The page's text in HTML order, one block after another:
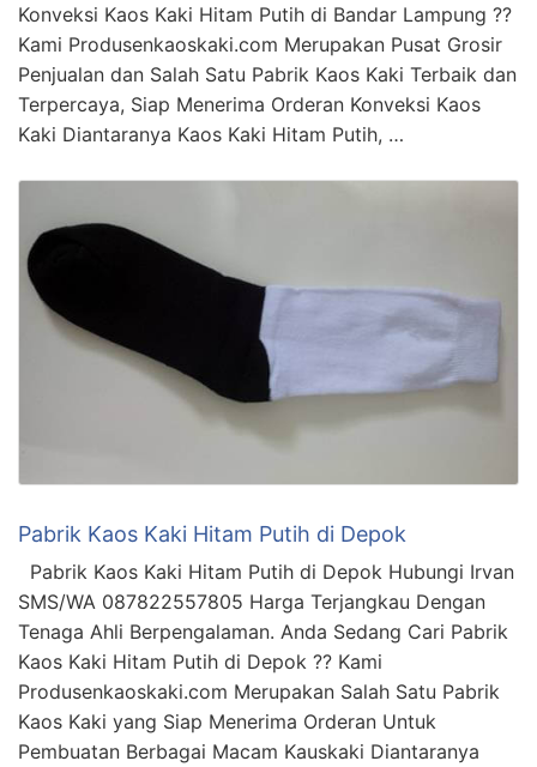
Konveksi Kaos Kaki Hitam Putih di Bandar Lampung ??
Kami Produsenkaoskaki.com Merupakan Pusat Grosir
Penjualan dan Salah Satu Pabrik Kaos Kaki Terbaik dan
Terpercaya, Siap Menerima Orderan Konveksi Kaos
Kaki Diantaranya Kaos Kaki Hitam Putih, …
Pabrik Kaos Kaki Hitam Putih di Depok
Pabrik Kaos Kaki Hitam Putih di Depok Hubungi Irvan
SMS/WA 087822557805 Harga Terjangkau Dengan
Tenaga Ahli Berpengalaman. Anda Sedang Cari Pabrik
Kaos Kaki Hitam Putih di Depok ?? Kami
Produsenkaoskaki.com Merupakan Salah Satu Pabrik
Kaos Kaki yang Siap Menerima Orderan Untuk
Pembuatan Berbagai Macam Kauskaki Diantaranya